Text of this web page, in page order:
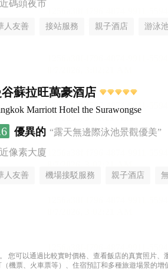
碼頭夜市
人友善 接站服務 親子酒店 游泳
谷蘇拉旺萬豪酒店
Marriott Hotel the Surawongse
優異的 “露天無邊際泳池景觀優美”
像素大廈
人友善 機場接駁服務 親子酒店
您可以通過比較實时價格、查看飯店的真實照片
機票、火車票等）、住宿預訂和多種旅遊場景的